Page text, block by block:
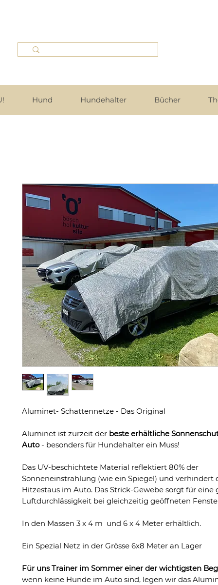
Hund Hundehalter Bücher
Aluminet- Schattennetze - Das Original
Aluminet ist zurzeit der beste erhältliche
Auto- besonders für Hundehalter ein Muss!
Das UV-beschichtete Material reflektiert 80% der
Sonneneinstrahlung (wie ein Spiegel) und verhindert
Hitzestaus im Auto. Das Strick-Gewebe sorgt für eine
Luftdurchlässigkeit bei gleichzeitig geöffneten
In den Massen 3 x 4 m und 6 x 4 Meter erhältlich.
Ein Spezial Netz in der Grösse 6x8 Meter an Lager
Für uns Trainer im Sommer einer der wichtigsten
wenn keine Hunde im Auto sind, legen wir das